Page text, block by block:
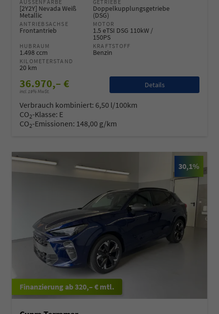
AUSSENFARBE
[2Y2Y] Nevada Weiß
Metallic
GETRIEBE
Doppelkupplungsgetriebe
(DSG)
ANTRIEBSACHSE
Frontantrieb
MOTOR
1.5 eTSI DSG 110kW /
150PS
HUBRAUM
1.498 ccm
KRAFTSTOFF
Benzin
KILOMETERSTAND
20 km
36.970,– €
incl. 19% MwSt.
Details
Verbrauch kombiniert: 6,50 l/100km
CO2-Klasse: E
CO2-Emissionen: 148,00 g/km
30,1%
ab 320,– € mtl.